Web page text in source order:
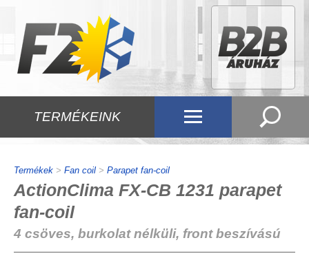
TERMÉKEINK
Termékek > Fan coil > Parapet fan-coil
ActionClima FX-CB 1231 parapet
fan-coil
4 csöves, burkolat nélküli, front beszívású